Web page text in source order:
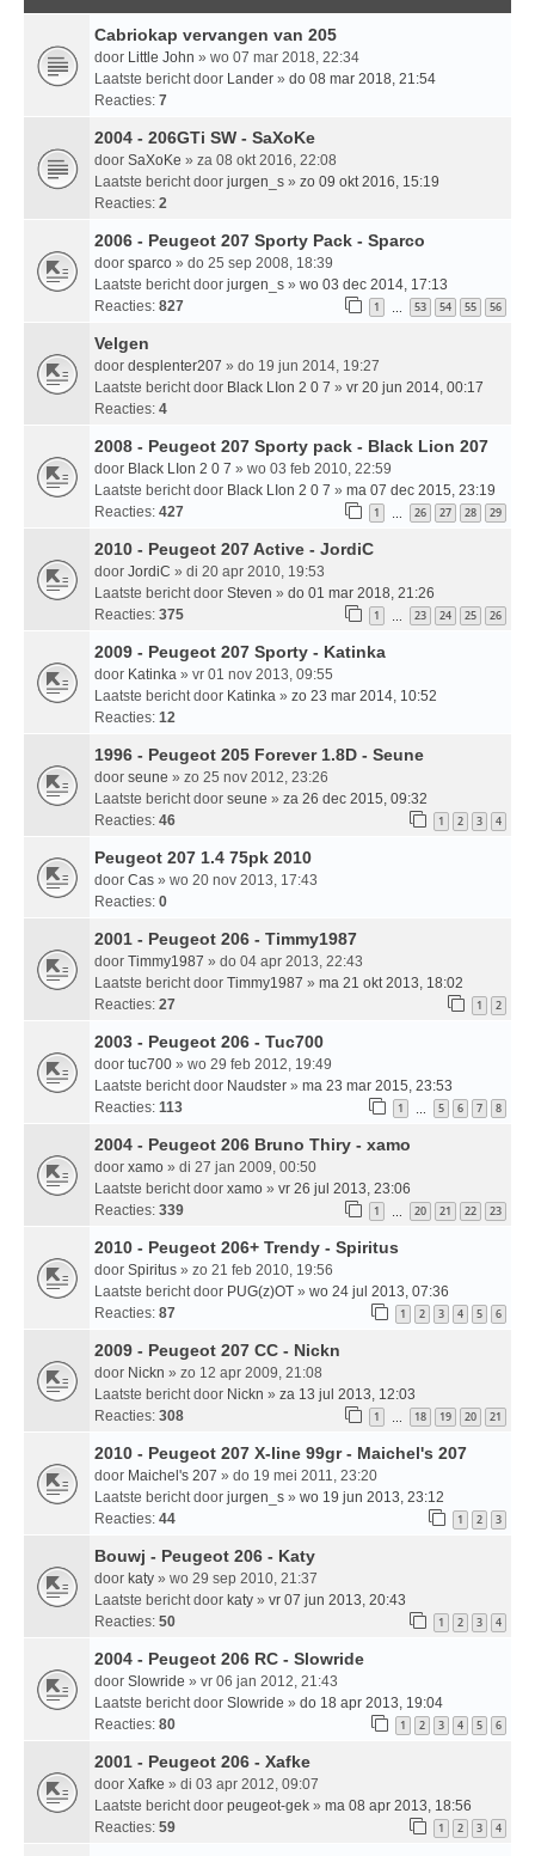
Cabriokap vervangen van 205
door Little John » wo 07 mar 2018, 22:34
Laatste bericht door Lander » do 08 mar 2018, 21:54
Reacties: 7
2004 - 206GTi SW - SaXoKe
door SaXoKe » za 08 okt 2016, 22:08
Laatste bericht door jurgen_s » zo 09 okt 2016, 15:19
Reacties: 2
2006 - Peugeot 207 Sporty Pack - Sparco
door sparco » do 25 sep 2008, 18:39
Laatste bericht door jurgen_s » wo 03 dec 2014, 17:13
Reacties: 827 1 … 53 54 55 56
Velgen
door desplenter207 » do 19 jun 2014, 19:27
Laatste bericht door Black LIon 2 0 7 » vr 20 jun 2014, 00:17
Reacties: 4
2008 - Peugeot 207 Sporty pack - Black Lion 207
door Black LIon 2 0 7 » wo 03 feb 2010, 22:59
Laatste bericht door Black LIon 2 0 7 » ma 07 dec 2015, 23:19
Reacties: 427 1 … 26 27 28 29
2010 - Peugeot 207 Active - JordiC
door JordiC » di 20 apr 2010, 19:53
Laatste bericht door Steven » do 01 mar 2018, 21:26
Reacties: 375 1 … 23 24 25 26
2009 - Peugeot 207 Sporty - Katinka
door Katinka » vr 01 nov 2013, 09:55
Laatste bericht door Katinka » zo 23 mar 2014, 10:52
Reacties: 12
1996 - Peugeot 205 Forever 1.8D - Seune
door seune » zo 25 nov 2012, 23:26
Laatste bericht door seune » za 26 dec 2015, 09:32
Reacties: 46 1 2 3 4
Peugeot 207 1.4 75pk 2010
door Cas » wo 20 nov 2013, 17:43
Reacties: 0
2001 - Peugeot 206 - Timmy1987
door Timmy1987 » do 04 apr 2013, 22:43
Laatste bericht door Timmy1987 » ma 21 okt 2013, 18:02
Reacties: 27 1 2
2003 - Peugeot 206 - Tuc700
door tuc700 » wo 29 feb 2012, 19:49
Laatste bericht door Naudster » ma 23 mar 2015, 23:53
Reacties: 113 1 … 5 6 7 8
2004 - Peugeot 206 Bruno Thiry - xamo
door xamo » di 27 jan 2009, 00:50
Laatste bericht door xamo » vr 26 jul 2013, 23:06
Reacties: 339 1 … 20 21 22 23
2010 - Peugeot 206+ Trendy - Spiritus
door Spiritus » zo 21 feb 2010, 19:56
Laatste bericht door PUG(z)OT » wo 24 jul 2013, 07:36
Reacties: 87 1 2 3 4 5 6
2009 - Peugeot 207 CC - Nickn
door Nickn » zo 12 apr 2009, 21:08
Laatste bericht door Nickn » za 13 jul 2013, 12:03
Reacties: 308 1 … 18 19 20 21
2010 - Peugeot 207 X-line 99gr - Maichel's 207
door Maichel's 207 » do 19 mei 2011, 23:20
Laatste bericht door jurgen_s » wo 19 jun 2013, 23:12
Reacties: 44 1 2 3
Bouwj - Peugeot 206 - Katy
door katy » wo 29 sep 2010, 21:37
Laatste bericht door katy » vr 07 jun 2013, 20:43
Reacties: 50 1 2 3 4
2004 - Peugeot 206 RC - Slowride
door Slowride » vr 06 jan 2012, 21:43
Laatste bericht door Slowride » do 18 apr 2013, 19:04
Reacties: 80 1 2 3 4 5 6
2001 - Peugeot 206 - Xafke
door Xafke » di 03 apr 2012, 09:07
Laatste bericht door peugeot-gek » ma 08 apr 2013, 18:56
Reacties: 59 1 2 3 4